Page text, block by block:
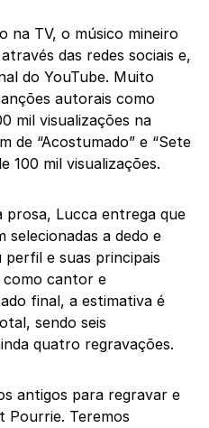
na TV, o músico mineiro
das redes sociais e,
do YouTube. Muito
autorais como
mil visualizações na
de “Acostumado” e “Sete
100 mil visualizações.
prosa, Lucca entrega que
selecionadas a dedo e
e suas principais
como cantor e
final, a estimativa é
sendo seis
quatro regravações.
antigos para regravar e
Pourrie. Teremos